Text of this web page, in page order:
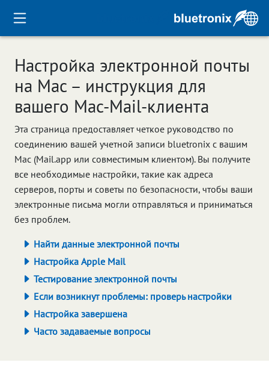
Настройка электронной почты
на Mac – инструкция для
вашего Mac-Mail-клиента
Эта страница предоставляет четкое руководство по
соединению вашей учетной записи bluetronix с вашим
Mac (Mail.app или совместимым клиентом). Вы получите
все необходимые настройки, такие как адреса
серверов, порты и советы по безопасности, чтобы ваши
электронные письма могли отправляться и приниматься
без проблем.
Найти данные электронной почты
Настройка Apple Mail
Тестирование электронной почты
Если возникнут проблемы: проверь настройки
Настройка завершена
Часто задаваемые вопросы